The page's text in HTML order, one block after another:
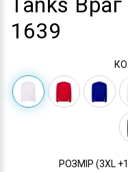
1639
РОЗМІР (3XL